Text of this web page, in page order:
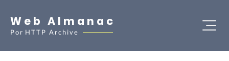
Web Almanac
Por HTTP Archive